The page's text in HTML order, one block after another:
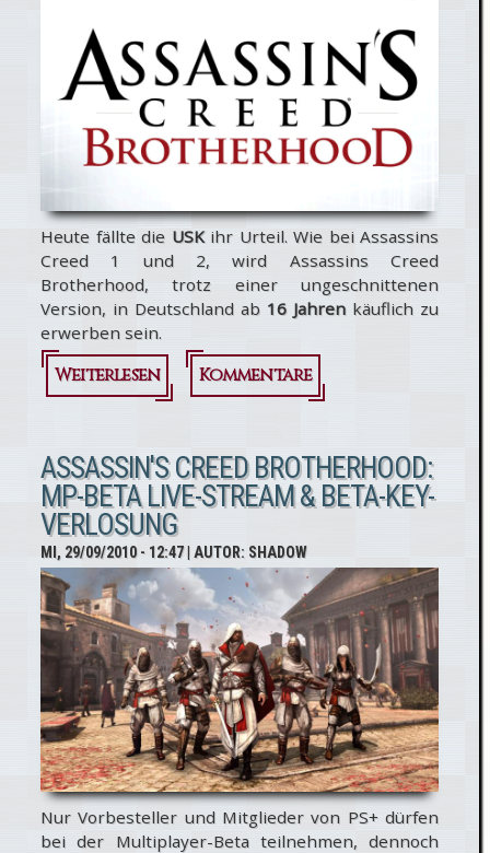
Heute fällte die USKihr Urteil. Wie bei Assassins
Creed 1 und 2, wird Assassins Creed
Brotherhood, trotz einer ungeschnittenen
Version, in Deutschland ab 16 Jahrenkäuflich zu
erwerben sein.
Weiterlesen
über Assassin's
Brotherhood:
Ungeschnitten
Kommentare
ASSASSIN'S CREED BROTHERHOOD:
MP-BETA LIVE-STREAM & BETA-KEY-
VERLOSUNG
MI, 29/09/2010 - 12:47| AUTOR: SHADOW
Nur Vorbesteller und Mitglieder von PS+ dürfen
bei der Multiplayer-Beta teilnehmen, dennoch